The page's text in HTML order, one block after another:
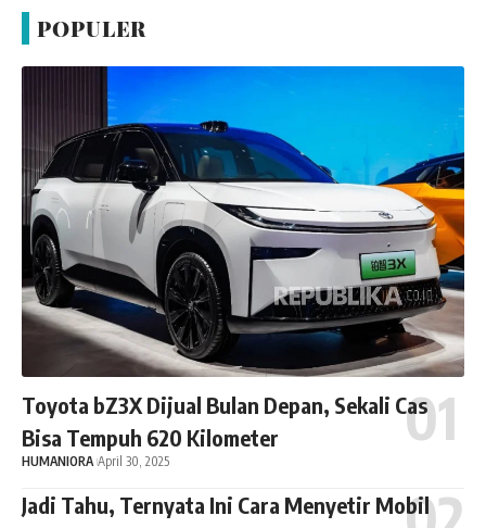
POPULER
Toyota bZ3X Dijual Bulan Depan, Sekali Cas
Bisa Tempuh 620 Kilometer
HUMANIORA April 30, 2025
Jadi Tahu, Ternyata Ini Cara Menyetir Mobil